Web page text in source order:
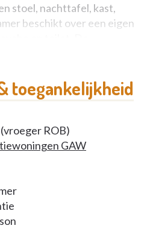
stoel, nachttafel, kast,
beschikt over een eigen
om een klein
door deze te
andere persoonlijke
verzorgingskosten;
onderhoud van de
en
toegankelijkheid
ROB)
GAW